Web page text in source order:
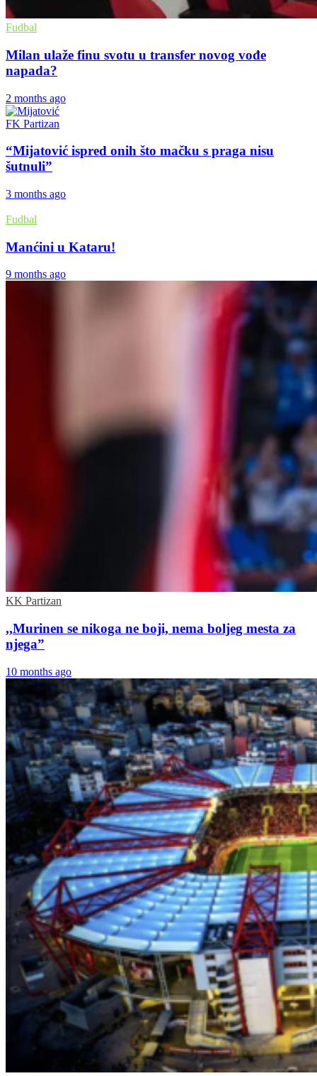
Fudbal
Milan ulaže finu svotu u transfer novog vođe
napada?
2 months ago
FK Partizan
“Mijatović ispred onih što mačku s praga nisu
šutnuli”
3 months ago
Fudbal
Manćini u Kataru!
9 months ago
KK Partizan
,,Murinen se nikoga ne boji, nema boljeg mesta za
njega”
10 months ago